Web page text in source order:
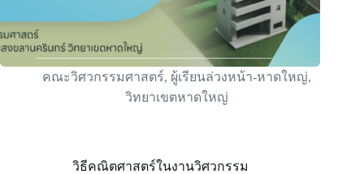
คณะวิศวกรรมศาสตร์, ผู้เรียนล่วงหน้า-หาดใหญ่,
วิทยาเขตหาดใหญ่
วิธีคณิตศาสตร์ในงานวิศวกรรม